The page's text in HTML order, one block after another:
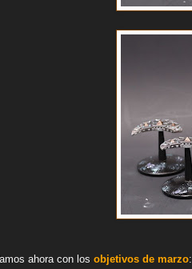
ahora con los objetivos de marzo: